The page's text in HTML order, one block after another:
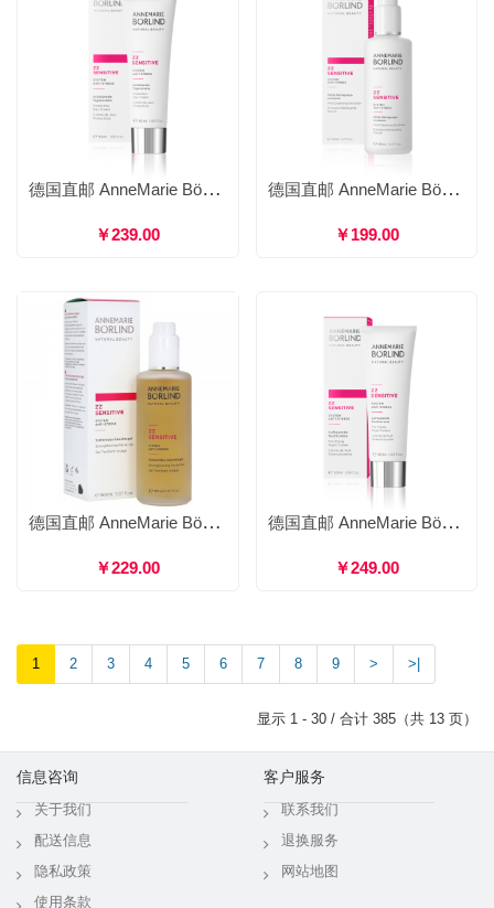
德国直邮 AnneMarie Börlind 安娜柏林 ZZ柔肌防护日霜 温和补水舒敏修复 50ml
￥239.00
德国直邮 AnneMarie Börlind 安娜柏林 ZZ柔肌温和洁面乳 温和洁面补水锁水保护肌肤 150ml
￥199.00
德国直邮 AnneMarie Börlind 安娜柏林 ZZ柔肌新生凝露 舒敏修护紧致保湿补水 150ml
￥229.00
德国直邮 AnneMarie Börlind 安娜柏林 ZZ柔肌修复晚霜 滋养修复焕活肌肤 50ml
￥249.00
1 2 3 4 5 6 7 8 9 > >|
显示 1 - 30 / 合计 385（共 13 页）
信息咨询
关于我们
配送信息
隐私政策
使用条款
客户服务
联系我们
退换服务
网站地图